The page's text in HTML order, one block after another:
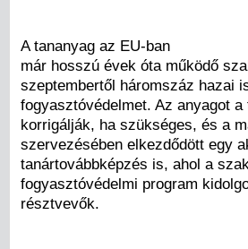
A tananyag az EU-ban
már hosszú évek óta működő
szeptembertől háromszáz hazai
fogyasztóvédelmet. Az anyagot
korrigálják, ha szükséges, és a
szervezésében elkezdődött egy
tanártovábbképzés is, ahol a
fogyasztóvédelmi program
résztvevők.